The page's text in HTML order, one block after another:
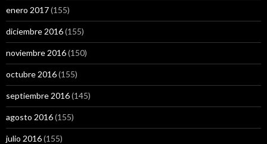
enero 2017(155)
diciembre 2016(155)
noviembre 2016(150)
octubre 2016(155)
septiembre 2016(145)
agosto 2016(155)
julio 2016(155)